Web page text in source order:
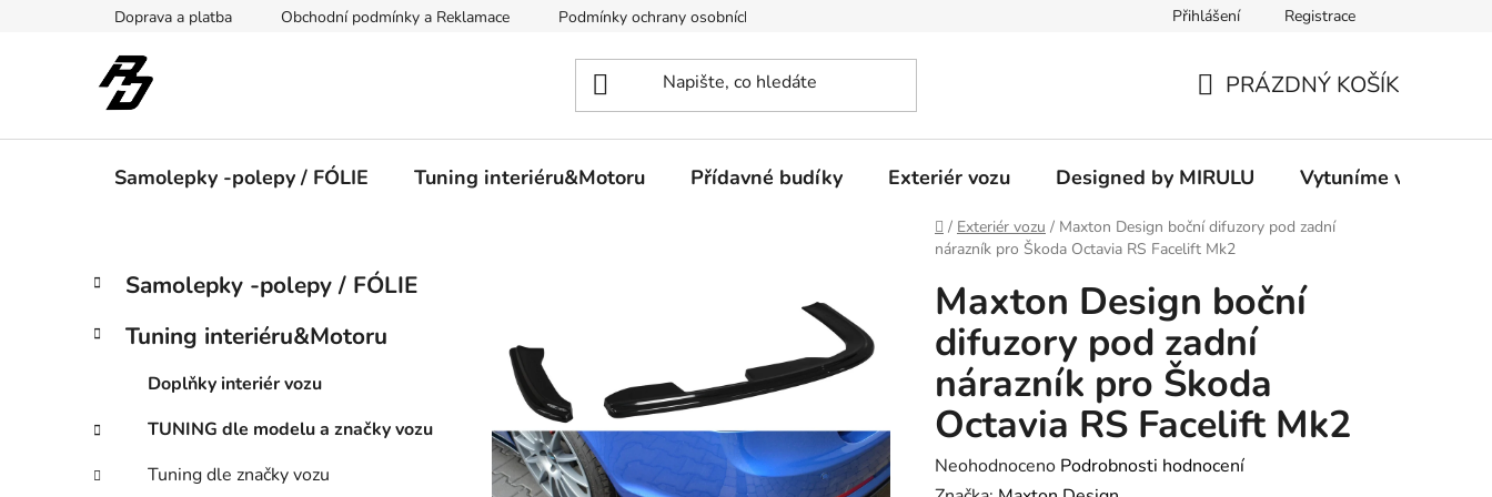
Doprava a platba Obchodní podmínky a Reklamace Podmínky ochrany osobních údajů Přihlášení Registrace
KOŠÍK
PRÁZDNÝ KOŠÍK
Samolepky -polepy / FÓLIE Tuning interiéru&Motoru Přídavné budíky Exteriér vozu Designed by MIRULU Vytuníme vám
Domů
/ Exteriér vozu / Maxton Design boční difuzory pod zadní
nárazník pro Škoda Octavia RS Facelift Mk2
P
s
a
n
n
Přeskočit
kategorie
K
a
e
i
e
Samolepky -polepy / FÓLIE
Tuning interiéru&Motoru
Doplňky interiér vozu
TUNING dle modelu a značky vozu
Tuning dle značky vozu
Maxton Design boční
difuzory pod zadní
nárazník pro Škoda
Octavia RS Facelift Mk2
Průměrné
Neohodnoceno Podrobnosti hodnocení